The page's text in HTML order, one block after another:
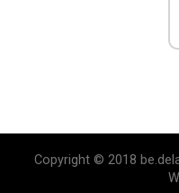
Copyright © 2018